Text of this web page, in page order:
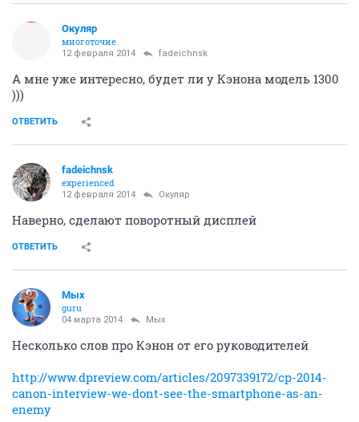
Окуляр
многоточие
12 февраля 2014 fadeichnsk
А мне уже интересно, будет ли у Кэнона модель 1300
)))
ОТВЕТИТЬ
fadeichnsk
experienced
12 февраля 2014 Окуляр
Наверно, сделают поворотный дисплей
ОТВЕТИТЬ
Мых
guru
04 марта 2014 Мых
Несколько слов про Кэнон от его руководителей
http://www.dpreview.com/articles/2097339172/cp-2014-
canon-interview-we-dont-see-the-smartphone-as-an-
enemy